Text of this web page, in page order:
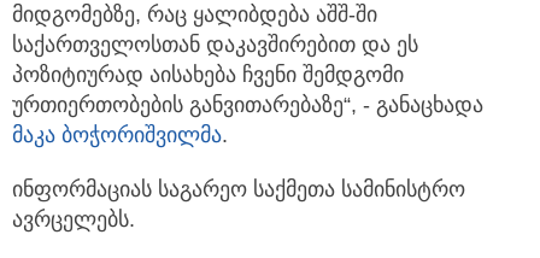
მიდგომებზე, რაც ყალიბდება აშშ-ში
საქართველოსთან დაკავშირებით და ეს
პოზიტიურად აისახება ჩვენი შემდგომი
ურთიერთობების განვითარებაზე“, - განაცხადა
მაკა ბოჭორიშვილმა.
ინფორმაციას საგარეო საქმეთა სამინისტრო
ავრცელებს.